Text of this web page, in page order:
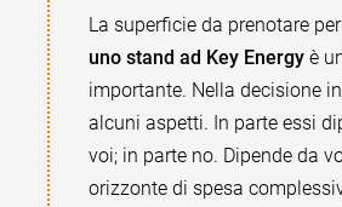
La superficie da prenotare per
uno stand ad Key Energy è
importante. Nella decisione
alcuni aspetti. In parte essi
voi; in parte no. Dipende da
orizzonte di spesa